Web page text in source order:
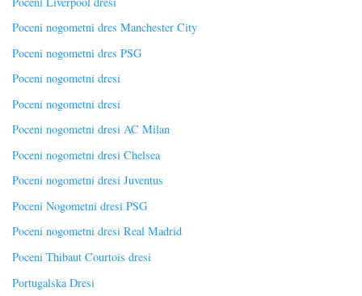
Poceni nogometni dres Manchester City
Poceni nogometni dres PSG
Poceni nogometni dresi
Poceni nogometni dresi
Poceni nogometni dresi AC Milan
Poceni nogometni dresi Chelsea
Poceni nogometni dresi Juventus
Poceni Nogometni dresi PSG
Poceni nogometni dresi Real Madrid
Poceni Thibaut Courtois dresi
Portugalska Dresi